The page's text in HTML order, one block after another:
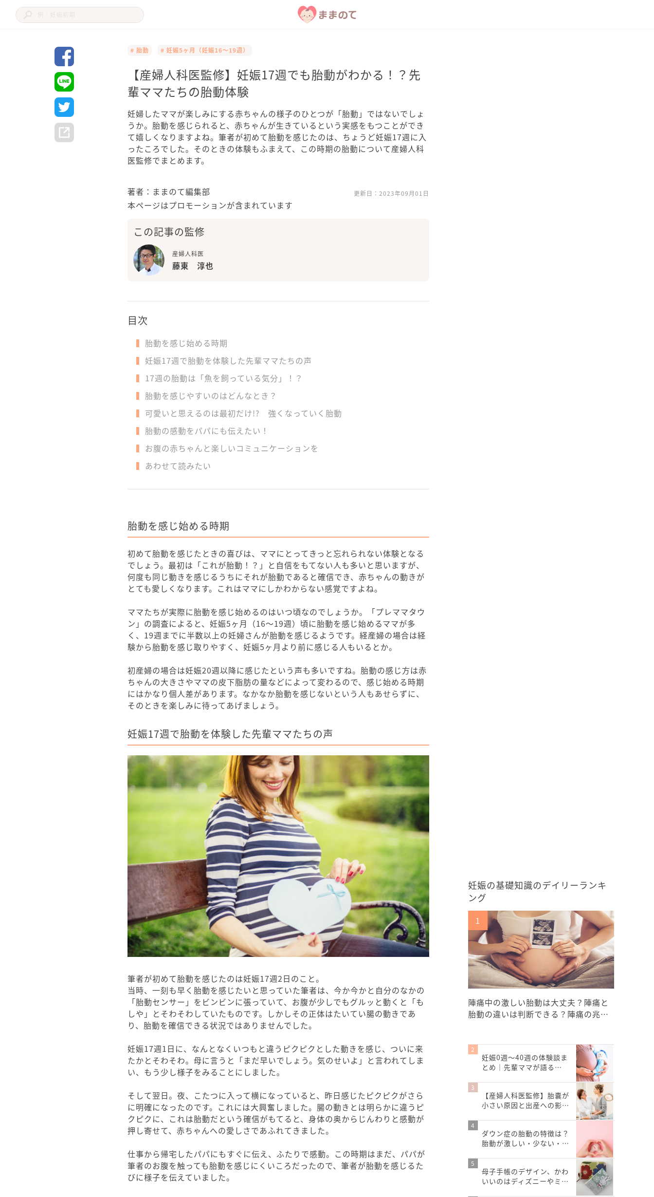
# 胎動 # 妊娠5ヶ月（妊娠16～19週）
【産婦人科医監修】妊娠17週でも胎動がわかる！？先
輩ママたちの胎動体験
妊婦したママが楽しみにする赤ちゃんの様子のひとつが「胎動」ではないでしょ
うか。胎動を感じられると、赤ちゃんが生きているという実感をもつことができ
て嬉しくなりますよね。筆者が初めて胎動を感じたのは、ちょうど妊娠17週に入
ったころでした。そのときの体験もふまえて、この時期の胎動について産婦人科
医監修でまとめます。
著者：ままのて編集部 更新日： 2023年09月01日
本ページはプロモーションが含まれています
この記事の監修
産婦人科医
藤東 淳也
目次
胎動を感じ始める時期
妊娠17週で胎動を体験した先輩ママたちの声
17週の胎動は「魚を飼っている気分」！？
胎動を感じやすいのはどんなとき？
可愛いと思えるのは最初だけ!? 強くなっていく胎動
胎動の感動をパパにも伝えたい！
お腹の赤ちゃんと楽しいコミュニケーションを
あわせて読みたい
胎動を感じ始める時期
初めて胎動を感じたときの喜びは、ママにとってきっと忘れられない体験となる
でしょう。最初は「これが胎動！？」と自信をもてない人も多いと思いますが、
何度も同じ動きを感じるうちにそれが胎動であると確信でき、赤ちゃんの動きが
とても愛しくなります。これはママにしかわからない感覚ですよね。
ママたちが実際に胎動を感じ始めるのはいつ頃なのでしょうか。「プレママタウ
ン」の調査によると、妊娠5ヶ月（16～19週）頃に胎動を感じ始めるママが多
く、19週までに半数以上の妊婦さんが胎動を感じるようです。経産婦の場合は経
験から胎動を感じ取りやすく、妊娠5ヶ月より前に感じる人もいるとか。
初産婦の場合は妊娠20週以降に感じたという声も多いですね。胎動の感じ方は赤
ちゃんの大きさやママの皮下脂肪の量などによって変わるので、感じ始める時期
にはかなり個人差があります。なかなか胎動を感じないという人もあせらずに、
そのときを楽しみに待ってあげましょう。
妊娠17週で胎動を体験した先輩ママたちの声
筆者が初めて胎動を感じたのは妊娠17週2日のこと。
当時、一刻も早く胎動を感じたいと思っていた筆者は、今か今かと自分のなかの
「胎動センサー」をビンビンに張っていて、お腹が少しでもグルッと動くと「も
しや」とそわそわしていたものです。しかしその正体はたいてい腸の動きであ
り、胎動を確信できる状況ではありませんでした。
妊娠17週1日に、なんとなくいつもと違うピクピクとした動きを感じ、ついに来
たかとそわそわ。母に言うと「まだ早いでしょう。気のせいよ」と言われてしま
い、もう少し様子をみることにしました。
そして翌日。夜、こたつに入って横になっていると、昨日感じたピクピクがさら
に明確になったのです。これには大興奮しました。腸の動きとは明らかに違うピ
クピクに、これは胎動だという確信がもてると、身体の奥からじんわりと感動が
押し寄せて、赤ちゃんへの愛しさであふれてきました。
仕事から帰宅したパパにもすぐに伝え、ふたりで感動。この時期はまだ、パパが
筆者のお腹を触っても胎動を感じにくいころだったので、筆者が胎動を感じるた
びに様子を伝えていました。
妊娠の基礎知識のデイリーランキ
ング
陣痛中の激しい胎動は大丈夫？陣痛と
胎動の違いは判断できる？陣痛の兆…
妊娠0週〜40週の体験談ま
とめ｜先輩ママが語る…
【産婦人科医監修】胎嚢が
小さい原因と出産への影…
ダウン症の胎動の特徴は？
胎動が激しい・少ない・…
母子手帳のデザイン、かわ
いいのはディズニーやミ…